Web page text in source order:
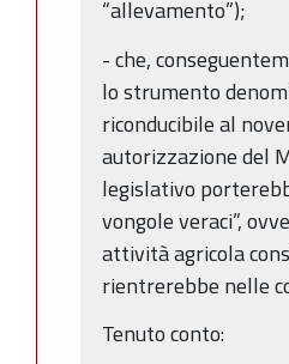
“allevamento”);
- che,
lo strumento
riconducibile al
autorizzazione del
legislativo
vongole veraci”,
attività agricola
rientrerebbe nelle
Tenuto conto: